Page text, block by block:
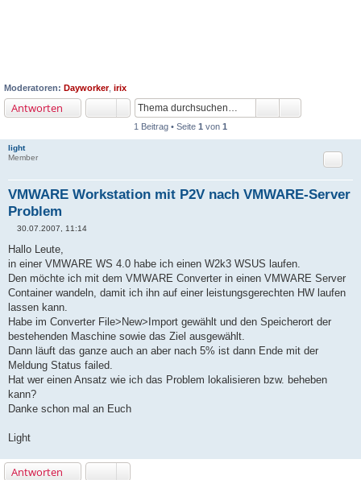
Moderatoren: Dayworker, irix
Antworten
1 Beitrag • Seite 1 von 1
light
Member
VMWARE Workstation mit P2V nach VMWARE-Server
Problem
Zitat
e
i
a
g
30.07.2007, 11:14
Hallo Leute,
in einer VMWARE WS 4.0 habe ich einen W2k3 WSUS laufen.
Den möchte ich mit dem VMWARE Converter in einen VMWARE Server
Container wandeln, damit ich ihn auf einer leistungsgerechten HW laufen
lassen kann.
Habe im Converter File>New>Import gewählt und den Speicherort der
bestehenden Maschine sowie das Ziel ausgewählt.
Dann läuft das ganze auch an aber nach 5% ist dann Ende mit der
Meldung Status failed.
Hat wer einen Ansatz wie ich das Problem lokalisieren bzw. beheben
kann?
Danke schon mal an Euch
Light
Antworten